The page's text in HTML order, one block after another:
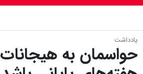
یادداشت
حواسمان به هیجانات